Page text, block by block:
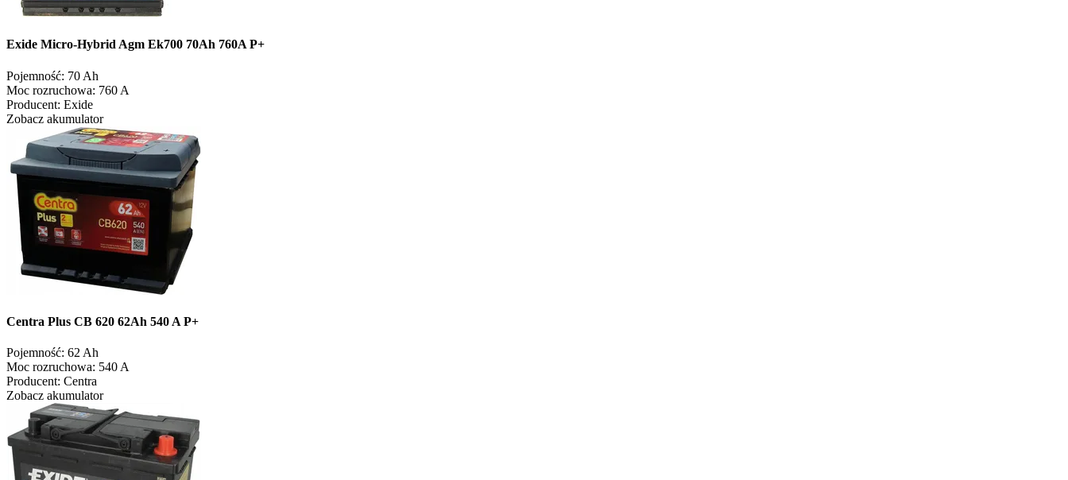
Exide Micro-Hybrid Agm Ek700 70Ah 760A P+
Pojemność: 70 Ah
Moc rozruchowa: 760 A
Producent: Exide
Zobacz akumulator
Centra Plus CB 620 62Ah 540 A P+
Pojemność: 62 Ah
Moc rozruchowa: 540 A
Producent: Centra
Zobacz akumulator